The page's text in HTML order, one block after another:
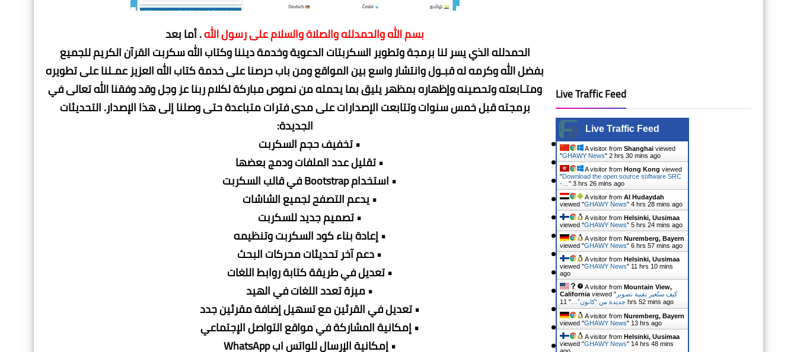
بسم الله والحمدلله والصلاة والسلام على رسول الله. أما بعد
الحمدلله الذي يسر لنا برمجة وتطوير السكربتات الدعوية وخدمة ديننا وكتاب الله سكربت القرآن الكريم للجميع
بفضل الله وكرمه له قبـول وانتشار واسع بين المواقع ومن باب حرصنا على خدمة كتاب الله العزيز عمـلنا على تطويره
ومتـابعته وتحصينه وإظهاره بمظهر يليق بما يحمله من نصوص مباركة لكلام ربنا عز وجل وقد وفقنا الله تعالى في
برمجته قبل خمس سنوات وتتابعت الإصدارات على مدى فترات متباعدة حتى وصلنا إلى هذا الإصدار. التحديثات
الجديدة:
• تخفيف حجم السكربت
• تقليل عدد الملفات ودمج بعضها
• استخدام Bootstrap في قالب السكربت
• يدعم التصفح لجميع الشاشات
• تصميم جديد للسكربت
• إعادة بناء كود السكربت وتنظيمه
• دعم آخر تحديثات محركات البحث
• تعديل في طريقة كتابة روابط اللغات
• ميزة تعدد اللغات في الهيد
• تعديل في القرئين مع تسهيل إضافة مقرئين جدد
• إمكانية المشاركة في مواقع التواصل الإجتماعي
• إمكانية الإرسال للواتس اب WhatsApp
Live Traffic Feed
Live Traffic Feed
A visitor from Shanghai viewed
"GHAWY News" 2 hrs 30 mins ago
A visitor from Hong Kong viewed
"Download the open source software SRC
-… " 3 hrs 26 mins ago
A visitor from Al Hudaydah
viewed "GHAWY News" 4 hrs 28 mins ago
A visitor from Helsinki, Uusimaa
viewed "GHAWY News" 5 hrs 24 mins ago
A visitor from Nuremberg, Bayern
viewed "GHAWY News" 6 hrs 57 mins ago
A visitor from Helsinki, Uusimaa
viewed "GHAWY News" 11 hrs 10 mins
ago
A visitor from Mountain View,
California viewed " كيف ستُغير تقنية تصوير
جديدة من “كانون”… "
11 hrs 52 mins ago
A visitor from Nuremberg, Bayern
viewed "GHAWY News" 13 hrs ago
A visitor from Helsinki, Uusimaa
viewed "GHAWY News" 14 hrs 48 mins